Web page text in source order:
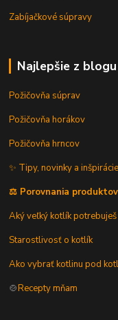
Zabíjačkové súpravy
Najlepšie z blogu
Požičovňa súprav
Požičovňa horákov
Požičovňa hrncov
✨ Tipy, novinky a inšpirácie
⚖️ Porovnania produktov
Aký veľký kotlík potrebuješ
Starostlivosť o kotlík
Ako vybrať kotlinu pod
🍲Recepty mňam